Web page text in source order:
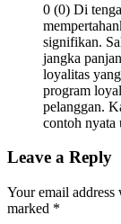
0 (0) Di
signifikan.
jangka
loyalitas
program
pelanggan.
contoh
Leave a Reply
Your email
marked *